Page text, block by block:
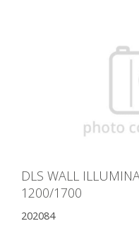
DLS WALL
1200/1700
202084